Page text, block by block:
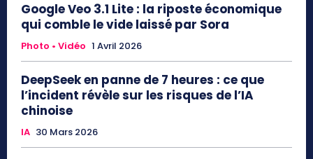
Google Veo 3.1 Lite : la riposte économique
qui comble le vide laissé par Sora
Photo • Vidéo 1 Avril 2026
DeepSeek en panne de 7 heures : ce que
l’incident révèle sur les risques de l’IA
chinoise
IA 30 Mars 2026